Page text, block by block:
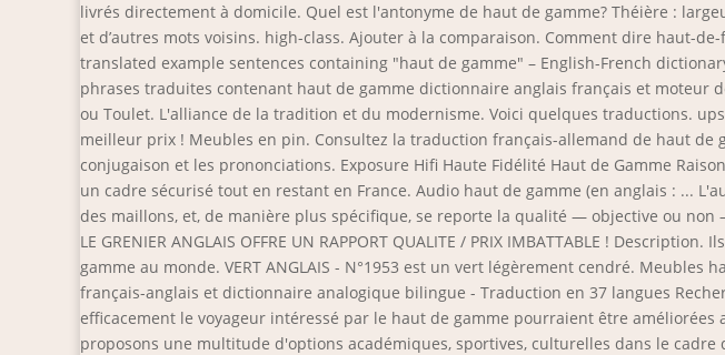
livrés directement à domicile. Quel est l'antonyme de haut de gamme? Théière :
et d’autres mots voisins. high-class. Ajouter à la comparaison. Comment dire haut-
translated example sentences containing "haut de gamme" – English-French
phrases traduites contenant haut de gamme dictionnaire anglais français et moteur
ou Toulet. L'alliance de la tradition et du modernisme. Voici quelques traductions.
meilleur prix ! Meubles en pin. Consultez la traduction français-allemand de haut
conjugaison et les prononciations. Exposure Hifi Haute Fidélité Haut de Gamme
un cadre sécurisé tout en restant en France. Audio haut de gamme (en anglais : ...
des maillons, et, de manière plus spécifique, se reporte la qualité — objective ou non —
LE GRENIER ANGLAIS OFFRE UN RAPPORT QUALITE / PRIX IMBATTABLE !
gamme au monde. VERT ANGLAIS - N°1953 est un vert légèrement cendré.
français-anglais et dictionnaire analogique bilingue - Traduction en 37 langues
efficacement le voyageur intéressé par le haut de gamme pourraient être
proposons une multitude d'options académiques, sportives, culturelles dans le